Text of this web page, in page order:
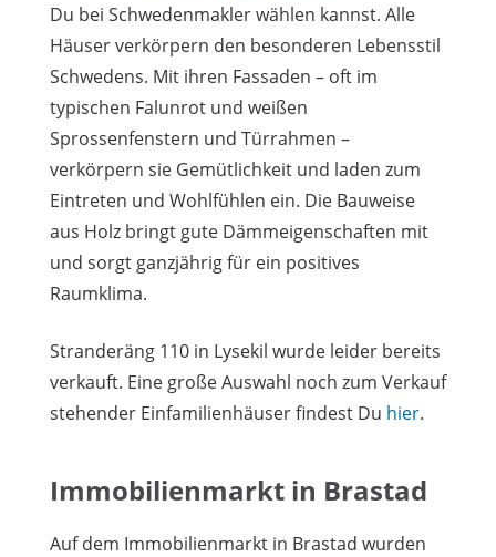
Du bei Schwedenmakler wählen kannst. Alle
Häuser verkörpern den besonderen Lebensstil
Schwedens. Mit ihren Fassaden – oft im
typischen Falunrot und weißen
Sprossenfenstern und Türrahmen –
verkörpern sie Gemütlichkeit und laden zum
Eintreten und Wohlfühlen ein. Die Bauweise
aus Holz bringt gute Dämmeigenschaften mit
und sorgt ganzjährig für ein positives
Raumklima.
Stranderäng 110 in Lysekil wurde leider bereits
verkauft. Eine große Auswahl noch zum Verkauf
stehender Einfamilienhäuser findest Du hier.
Immobilienmarkt in Brastad
Auf dem Immobilienmarkt in Brastad wurden